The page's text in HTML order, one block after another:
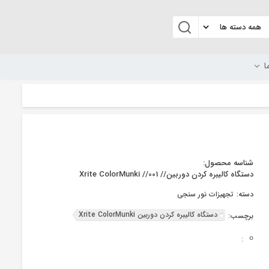
شناسه محصول:
دستگاه کالیبره کردن دوربین// Xrite ColorMunki //001
دسته: تجهیزات نور سنجی
برچسب:
دستگاه کالیبره کردن دوربین Xrite ColorMunki
: